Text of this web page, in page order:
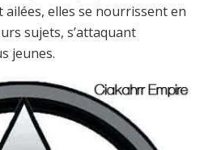
ailées, elles se nourrissent en
sujets, s’attaquant
jeunes.